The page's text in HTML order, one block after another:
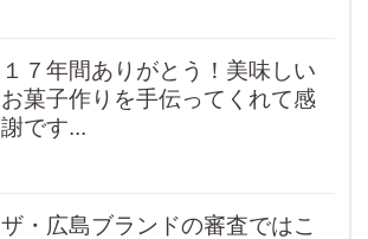
１７年間ありがとう！美味しい
お菓子作りを手伝ってくれて感
謝です...
ザ・広島ブランドの審査ではこ